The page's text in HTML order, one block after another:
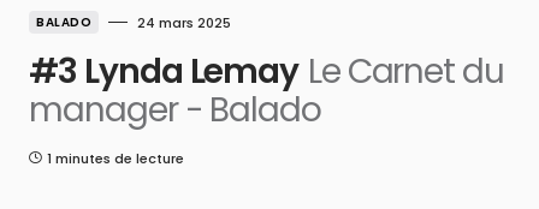
BALADO 24 mars 2025
#3 Lynda Lemay Le Carnet du
manager - Balado
1 minutes de lecture